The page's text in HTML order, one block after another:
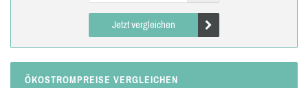
Jetzt vergleichen
ÖKOSTROMPREISE VERGLEICHEN